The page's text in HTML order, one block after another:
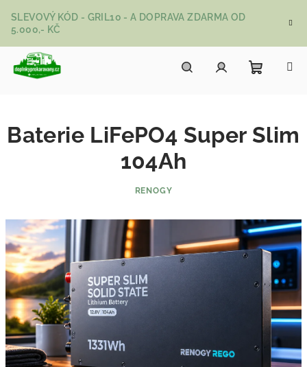
SLEVOVÝ KÓD - GRIL10 - A DOPRAVA ZDARMA OD
5.000,- KČ
Baterie LiFePO4 Super Slim
104Ah
RENOGY